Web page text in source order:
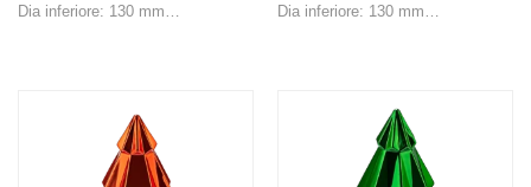
Dia inferiore: 130 mm
Dia inferiore: 52 mm
Max Dia ： 81 mm
Dia inferiore: 130 mm
Capacità ： 590 ml
Dia inferiore: 52 mm
Max Dia ： 81 mm